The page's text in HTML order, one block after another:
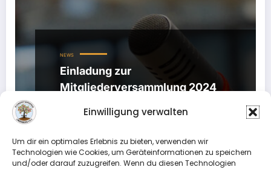
Einwilligung verwalten
Um dir ein optimales Erlebnis zu bieten, verwenden wir
Technologien wie Cookies, um Geräteinformationen zu speichern
und/oder darauf zuzugreifen. Wenn du diesen Technologien
NEWS
Einladung zur
Mitgliederversammlung 2024
29. Februar 2024
Gartenfreundinnen und Gartenfreunde, gemäß §
10 der Vereinssatzung laden wir…